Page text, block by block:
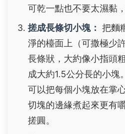
可乾一點也不要太濕黏
搓成長條切小塊： 把麵
淨的檯面上（可撒極少
長條狀，大約像小指頭
成大約1.5公分長的小塊
可以把每個小塊放在掌
切塊的邊緣煮起來更有
搓圓。